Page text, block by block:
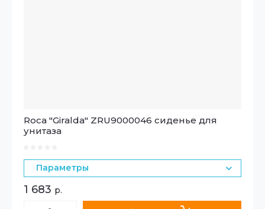
Roca "Giralda" ZRU9000046 сиденье для
унитаза
Параметры
1 683 р.